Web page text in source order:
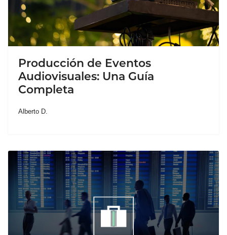
Producción de Eventos
Audiovisuales: Una Guía
Completa
Alberto D.